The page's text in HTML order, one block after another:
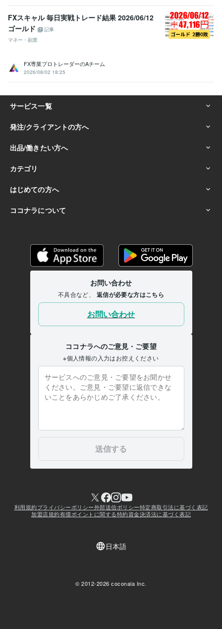
FXスキャル 毎日実戦トレード結果 2026/06/12
ゴールド
記事
マネー・副業
FX専業プロトレーダーのAチーム
2026/08/02 18:25